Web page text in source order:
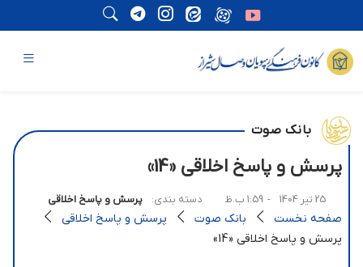
بانک صوت
پرسش و پاسخ اخلاقی «14»
25 تیر 1404 - 1:59 ب.ظ دسته بندی: پرسش و پاسخ اخلاقی
صفحه نخست بانک صوت
پرسش و پاسخ اخلاقی
پرسش و پاسخ اخلاقی «14»